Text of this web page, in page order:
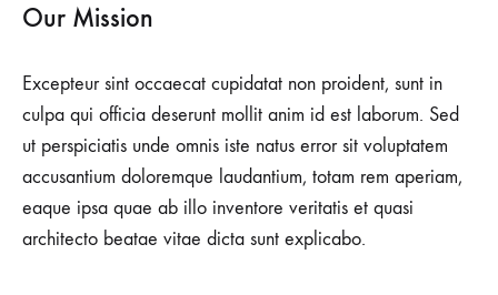
Our Mission
Excepteur sint occaecat cupidatat non proident, sunt in
culpa qui officia deserunt mollit anim id est laborum. Sed
ut perspiciatis unde omnis iste natus error sit voluptatem
accusantium doloremque laudantium, totam rem aperiam,
eaque ipsa quae ab illo inventore veritatis et quasi
architecto beatae vitae dicta sunt explicabo.